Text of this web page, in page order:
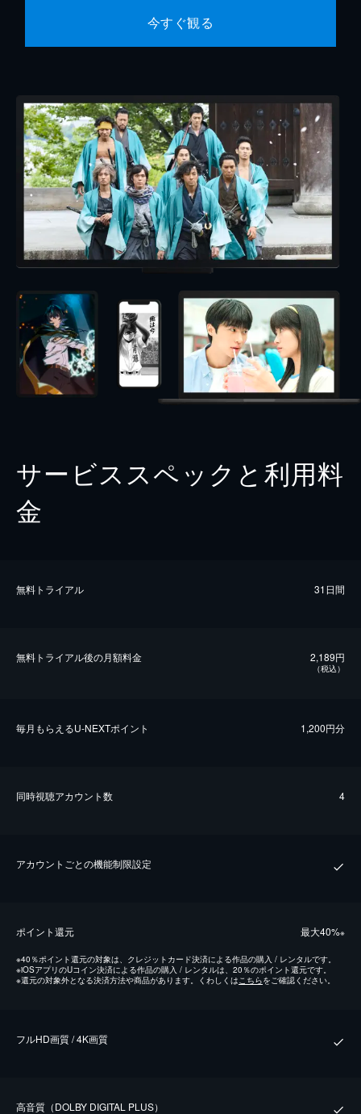
今すぐ観る
サービススペックと利用料
金
無料トライアル 31日間
無料トライアル後の⽉額料金 2,189円
（税込）
毎⽉もらえるU-NEXTポイント 1,200円分
同時視聴アカウント数 4
アカウントごとの機能制限設定
ポイント還元 最⼤40%※
※40％ポイント還元の対象は、クレジットカード決済による作品の購入 / レンタルです。
※iOSアプリのUコイン決済による作品の購入 / レンタルは、20％のポイント還元です。
※還元の対象外となる決済方法や商品があります。くわしくは こちらをご確認ください。
フルHD画質 / 4K画質
⾼⾳質（DOLBY DIGITAL PLUS）